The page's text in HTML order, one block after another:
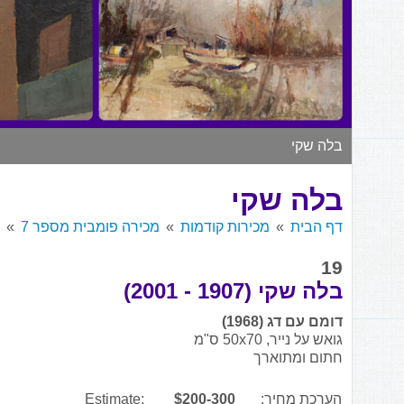
בלה שקי
בלה שקי
דף הבית מכירות קודמות מכירה פומבית מספר 7
19
בלה שקי (1907 - 2001)
דומם עם דג (1968)
גואש על נייר, 50x70 ס"מ
חתום ומתוארך
הערכת מחיר: $200-300
Estimate: